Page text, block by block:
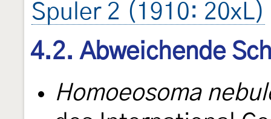
Spuler 2 (1910: 20xL)
4.2. Abweichende
Homoeosoma